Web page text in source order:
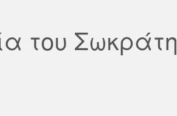
του Σωκράτη